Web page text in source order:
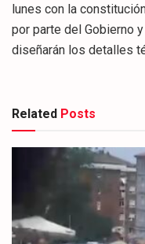
lunes con la
por parte del Gobierno
diseñarán los detalles
Related Posts